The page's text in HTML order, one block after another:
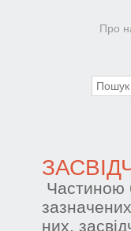
Про
Частиною
зазначених
них,